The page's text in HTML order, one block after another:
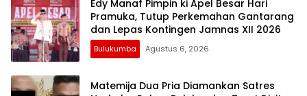
Edy Manaf Pimpin ki Apel Besar Hari
Pramuka, Tutup Perkemahan Gantarang
dan Lepas Kontingen Jamnas XII 2026
Bulukumba Agustus 6, 2026
Matemija Dua Pria Diamankan Satres